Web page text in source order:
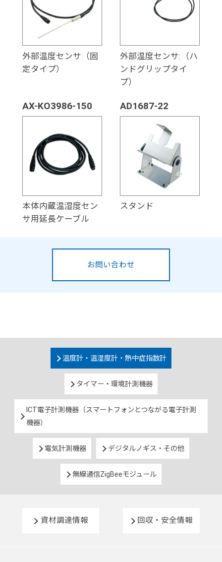
外部温度センサ（固
定タイプ）
外部温度センサ:（ハ
ンドグリップタイ
プ）
AX-KO3986-150
本体内蔵温湿度セン
サ用延長ケーブル
AD1687-22
スタンド
お問い合わせ
温度計・温湿度計・熱中症指数計
タイマー・環境計測機器
ICT電子計測機器（スマートフォンとつながる電子計測
機器）
電気計測機器 デジタルノギス・その他
無線通信ZigBeeモジュール
資材調達情報 回収・安全情報